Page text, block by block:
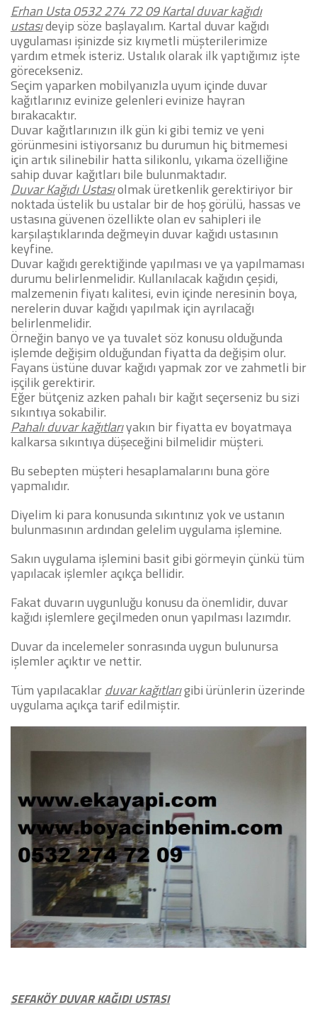
Erhan Usta 0532 274 72 09Kartal duvar kağıdı
ustasıdeyip söze başlayalım. Kartal duvar kağıdı
uygulaması işinizde siz kıymetli müşterilerimize
yardım etmek isteriz. Ustalık olarak ilk yaptığımız işte
görecekseniz.
Seçim yaparken mobilyanızla uyum içinde duvar
kağıtlarınız evinize gelenleri evinize hayran
bırakacaktır.
Duvar kağıtlarınızın ilk gün ki gibi temiz ve yeni
görünmesini istiyorsanız bu durumun hiç bitmemesi
için artık silinebilir hatta silikonlu, yıkama özelliğine
sahip duvar kağıtları bile bulunmaktadır.
Duvar Kağıdı Ustasıolmak üretkenlik gerektiriyor bir
noktada üstelik bu ustalar bir de hoş görülü, hassas ve
ustasına güvenen özellikte olan ev sahipleri ile
karşılaştıklarında değmeyin duvar kağıdı ustasının
keyfine.
Duvar kağıdı gerektiğinde yapılması ve ya yapılmaması
durumu belirlenmelidir. Kullanılacak kağıdın çeşidi,
malzemenin fiyatı kalitesi, evin içinde neresinin boya,
nerelerin duvar kağıdı yapılmak için ayrılacağı
belirlenmelidir.
Örneğin banyo ve ya tuvalet söz konusu olduğunda
işlemde değişim olduğundan fiyatta da değişim olur.
Fayans üstüne duvar kağıdı yapmak zor ve zahmetli bir
işçilik gerektirir.
Eğer bütçeniz azken pahalı bir kağıt seçerseniz bu sizi
sıkıntıya sokabilir.
Pahalı duvar kağıtlarıyakın bir fiyatta ev boyatmaya
kalkarsa sıkıntıya düşeceğini bilmelidir müşteri.
Bu sebepten müşteri hesaplamalarını buna göre
yapmalıdır.
Diyelim ki para konusunda sıkıntınız yok ve ustanın
bulunmasının ardından gelelim uygulama işlemine.
Sakın uygulama işlemini basit gibi görmeyin çünkü tüm
yapılacak işlemler açıkça bellidir.
Fakat duvarın uygunluğu konusu da önemlidir, duvar
kağıdı işlemlere geçilmeden onun yapılması lazımdır.
Duvar da incelemeler sonrasında uygun bulunursa
işlemler açıktır ve nettir.
Tüm yapılacaklarduvar kağıtlarıgibi ürünlerin üzerinde
uygulama açıkça tarif edilmiştir.
SEFAKÖY DUVAR KAĞIDI USTASI